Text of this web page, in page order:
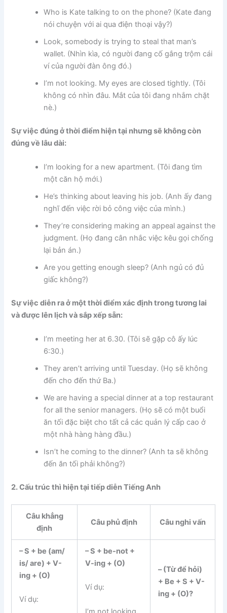
Who is Kate talking to on the phone? (Kate đang
nói chuyện với ai qua điện thoại vậy?)
Look, somebody is trying to steal that man’s
wallet. (Nhìn kìa, có người đang cố gắng trộm cái
ví của người đàn ông đó.)
I’m not looking. My eyes are closed tightly. (Tôi
không có nhìn đâu. Mắt của tôi đang nhắm chặt
nè.)
Sự việc đúng ở thời điểm hiện tại nhưng sẽ không còn
đúng về lâu dài:
I’m looking for a new apartment. (Tôi đang tìm
một căn hộ mới.)
He’s thinking about leaving his job. (Anh ấy đang
nghĩ đến việc rời bỏ công việc của mình.)
They’re considering making an appeal against the
judgment. (Họ đang cân nhắc việc kêu gọi chống
lại bản án.)
Are you getting enough sleep? (Anh ngủ có đủ
giấc không?)
Sự việc diễn ra ở một thời điểm xác định trong tương lai
và được lên lịch và sắp xếp sẵn:
I’m meeting her at 6.30. (Tôi sẽ gặp cô ấy lúc
6:30.)
They aren’t arriving until Tuesday. (Họ sẽ không
đến cho đến thứ Ba.)
We are having a special dinner at a top restaurant
for all the senior managers. (Họ sẽ có một buổi
ăn tối đặc biệt cho tất cả các quản lý cấp cao ở
một nhà hàng hàng đầu.)
Isn’t he coming to the dinner? (Anh ta sẽ không
đến ăn tối phải không?)
2. Cấu trúc thì hiện tại tiếp diễn Tiếng Anh
Câu khẳng
định
Câu phủ định Câu nghi vấn
– S + be (am/
is/ are) + V-
ing + (O)
Ví dụ:
– S + be-not +
V-ing + (O)
Ví dụ:
– (Từ để hỏi)
+ Be + S + V-
ing + (O)?